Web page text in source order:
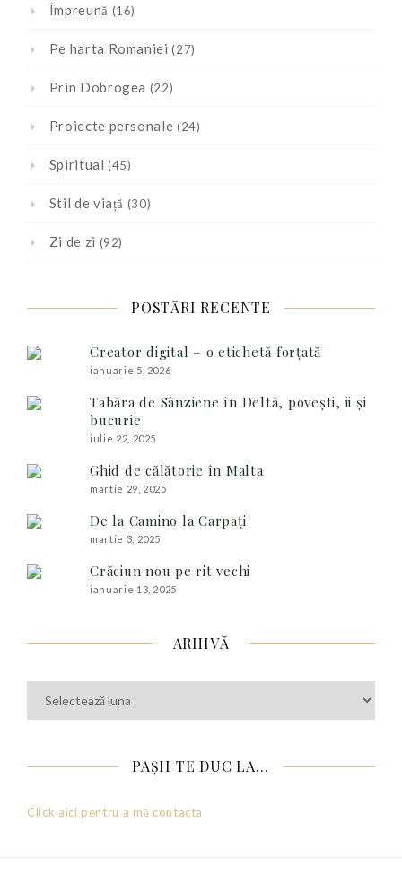
Împreună (16)
Pe harta Romaniei (27)
Prin Dobrogea (22)
Proiecte personale (24)
Spiritual (45)
Stil de viață (30)
Zi de zi (92)
POSTĂRI RECENTE
Creator digital – o etichetă forțată
ianuarie 5, 2026
Tabăra de Sânziene în Deltă, povești, ii și
bucurie
iulie 22, 2025
Ghid de călătorie în Malta
martie 29, 2025
De la Camino la Carpați
martie 3, 2025
Crăciun nou pe rit vechi
ianuarie 13, 2025
ARHIVĂ
PAȘII TE DUC LA…
Click aici pentru a mă contacta